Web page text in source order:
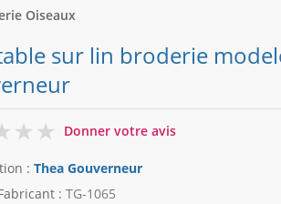
Oiseaux
sur lin broderie
0
Donner votre avis
: Thea Gouverneur
: TG-1065